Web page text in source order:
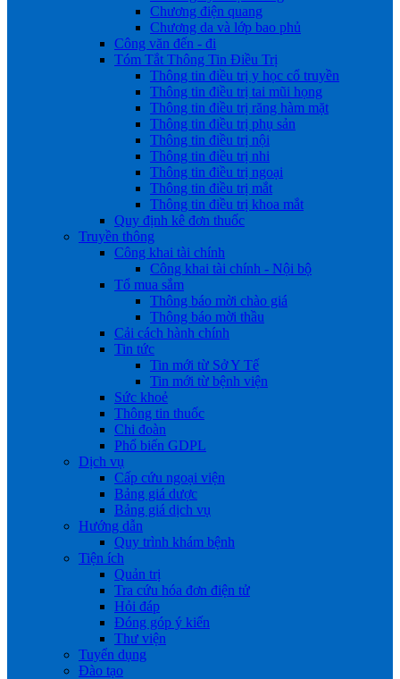
Chương điện quang
Chương da và lớp bao phủ
Công văn đến - đi
Tóm Tắt Thông Tin Điều Trị
Thông tin điều trị y học cổ truyền
Thông tin điều trị tai mũi họng
Thông tin điều trị răng hàm mặt
Thông tin điều trị phụ sản
Thông tin điều trị nội
Thông tin điều trị nhi
Thông tin điều trị ngoại
Thông tin điều trị mắt
Thông tin điều trị khoa mắt
Quy định kê đơn thuốc
Truyền thông
Công khai tài chính
Công khai tài chính - Nội bộ
Tổ mua sắm
Thông báo mời chào giá
Thông báo mời thầu
Cải cách hành chính
Tin tức
Tin mới từ Sở Y Tế
Tin mới từ bệnh viện
Sức khoẻ
Thông tin thuốc
Chi đoàn
Phổ biến GDPL
Dịch vụ
Cấp cứu ngoại viện
Bảng giá dược
Bảng giá dịch vụ
Hướng dẫn
Quy trình khám bệnh
Tiện ích
Quản trị
Tra cứu hóa đơn điện tử
Hỏi đáp
Đóng góp ý kiến
Thư viện
Tuyển dụng
Đào tạo